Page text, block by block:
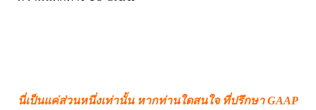
นี่เป็นแค่ส่วนหนึ่งเท่านั้น หากท่านใดสนใจ ที่ปรึกษา GAAP